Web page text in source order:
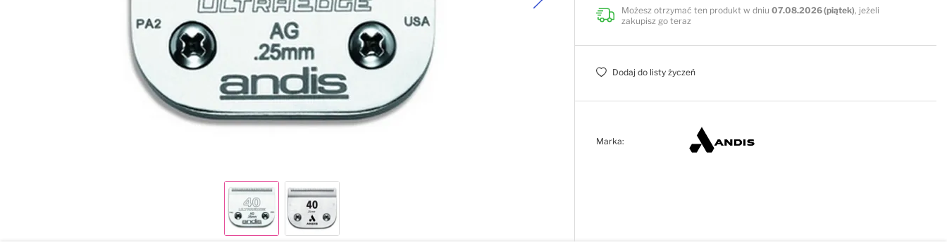
Możesz otrzymać ten produkt w dniu07.08.2026 (piątek), jeżeli
zakupisz go teraz
Dodaj do listy życzeń
Marka: